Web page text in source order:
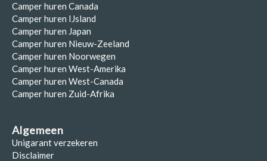
Camper huren Canada
Camper huren IJsland
Camper huren Japan
Camper huren Nieuw-Zeeland
Camper huren Noorwegen
Camper huren West-Amerika
Camper huren West-Canada
Camper huren Zuid-Afrika
Algemeen
Unigarant verzekeren
Disclaimer